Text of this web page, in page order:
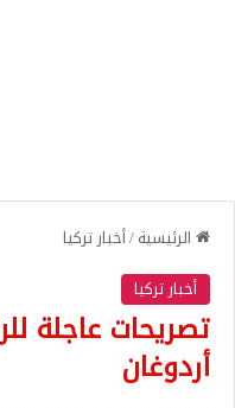
الرئيسية/أخبار تركيا
أخبار تركيا
تصريحات عاجلة
أردوغان